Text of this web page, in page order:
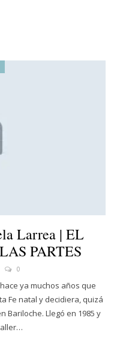
Larrea | EL
PARTES
0
ya muchos años que
Fe natal y decidiera, quizá
Bariloche. Llegó en 1985 y